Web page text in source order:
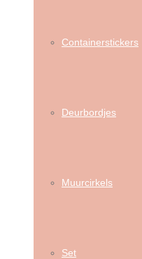
Containerstickers
Deurbordjes
Muurcirkels
Set